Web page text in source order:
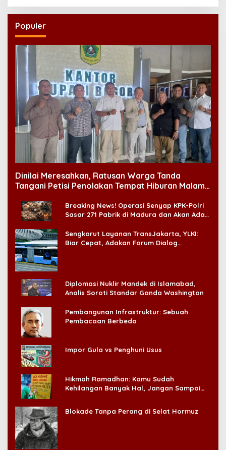
Populer
Dinilai Meresahkan, Ratusan Warga Tanda
Tangani Petisi Penolakan Tempat Hiburan Malam
Breaking News! Operasi Senyap KPK-Polri
Sasar 271 Pabrik di Madura dan Akan Ada
Sengkarut Layanan TransJakarta, YLKI:
Biar Cepat, Adakan Forum Dialog
Diplomasi Nuklir Mandek di Islamabad,
Analis Soroti Standar Ganda Washington
Pembangunan Infrastruktur: Sebuah
Pembacaan Berbeda
Impor Gula vs Penghuni Usus
Hikmah Ramadhan: Kamu Sudah
Kehilangan Banyak Hal, Jangan Sampai
Blokade Tanpa Perang di Selat Hormuz